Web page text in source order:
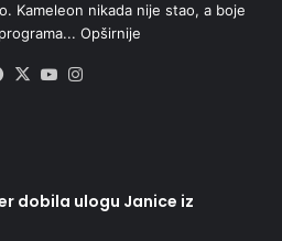
Kameleon nikada nije stao, a boje
Opširnije
Facebook
X YouTube
dobila ulogu Janice iz